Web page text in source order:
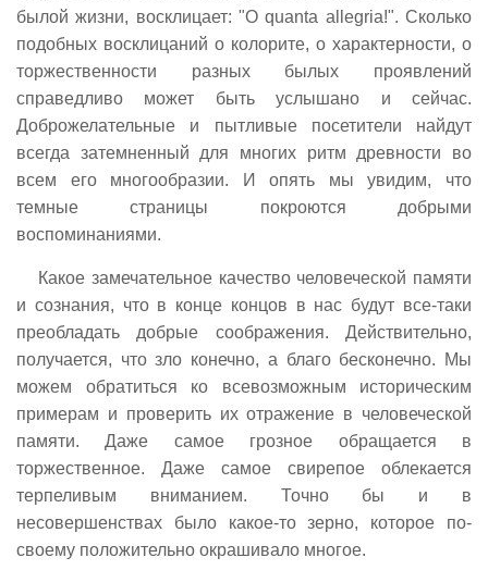
былой жизни, восклицает: "О quanta allegria!". Сколько
подобных восклицаний о колорите, о характерности, о
торжественности разных былых проявлений
справедливо может быть услышано и сейчас.
Доброжелательные и пытливые посетители найдут
всегда затемненный для многих ритм древности во
всем его многообразии. И опять мы увидим, что
темные страницы покроются добрыми
воспоминаниями.
Какое замечательное качество человеческой памяти
и сознания, что в конце концов в нас будут все-таки
преобладать добрые соображения. Действительно,
получается, что зло конечно, а благо бесконечно. Мы
можем обратиться ко всевозможным историческим
примерам и проверить их отражение в человеческой
памяти. Даже самое грозное обращается в
торжественное. Даже самое свирепое облекается
терпеливым вниманием. Точно бы и в
несовершенствах было какое-то зерно, которое по-
своему положительно окрашивало многое.